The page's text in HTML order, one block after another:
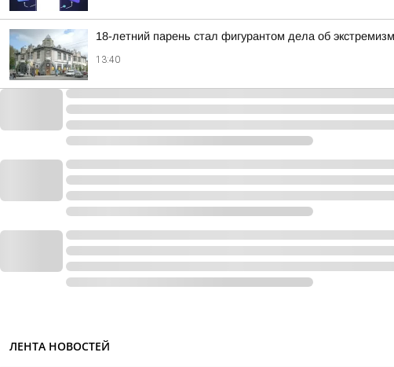
18-летний парень стал фигурантом дела об
13:40
ЛЕНТА НОВОСТЕЙ